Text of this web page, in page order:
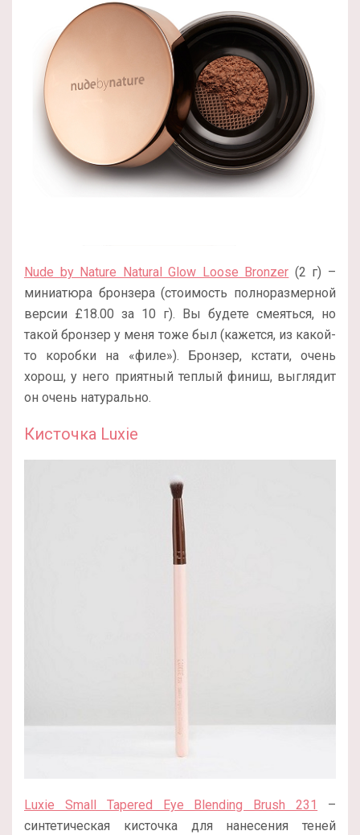
Nude by Nature Natural Glow Loose Bronzer (2 г) –
миниатюра бронзера (стоимость полноразмерной
версии £18.00 за 10 г). Вы будете смеяться, но
такой бронзер у меня тоже был (кажется, из какой-
то коробки на «филе»). Бронзер, кстати, очень
хорош, у него приятный теплый финиш, выглядит
он очень натурально.
Кисточка Luxie
Luxie Small Tapered Eye Blending Brush 231
–
синтетическая кисточка для нанесения теней